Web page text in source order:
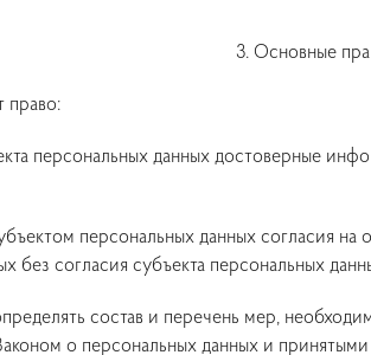
3. Основные
право:
персональных данных достоверные
персональных данных согласия
без согласия субъекта персональных
состав и перечень мер,
о персональных данных и